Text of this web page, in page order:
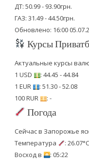
ДТ: 50.99 - 93.90грн.
ГАЗ: 31.49 - 44.50грн.
Обновлено: 16:00
Курсы
Актуальные курсы
1 USD
: 44.45 - 44.84
1 EUR
: 51.30 - 52.08
100 RUR
: -
Погода
Сейчас в Запорожье
Температура
: 26.07°C
Восход в
: 05:22